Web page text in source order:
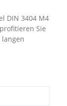
DIN 3404 M4
Sie